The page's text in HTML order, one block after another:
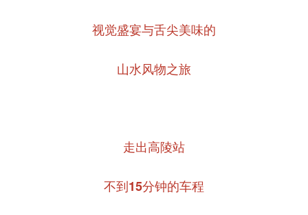
视觉盛宴与舌尖美味的
山水风物之旅
走出高陵站
不到15分钟的车程